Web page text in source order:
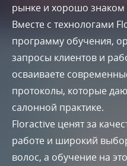
рынке и хорошо знаком
Вместе с технологами
программу обучения,
запросы клиентов и
осваиваете
протоколы, которые
салонной практике.
Floractive ценят за
работе и широкий
волос, а обучение на